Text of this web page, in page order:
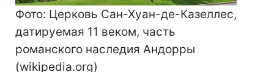
Фото: Церковь Сан-Хуан-де-Казеллес,
датируемая 11 веком, часть
романского наследия Андорры
(wikipedia.org)